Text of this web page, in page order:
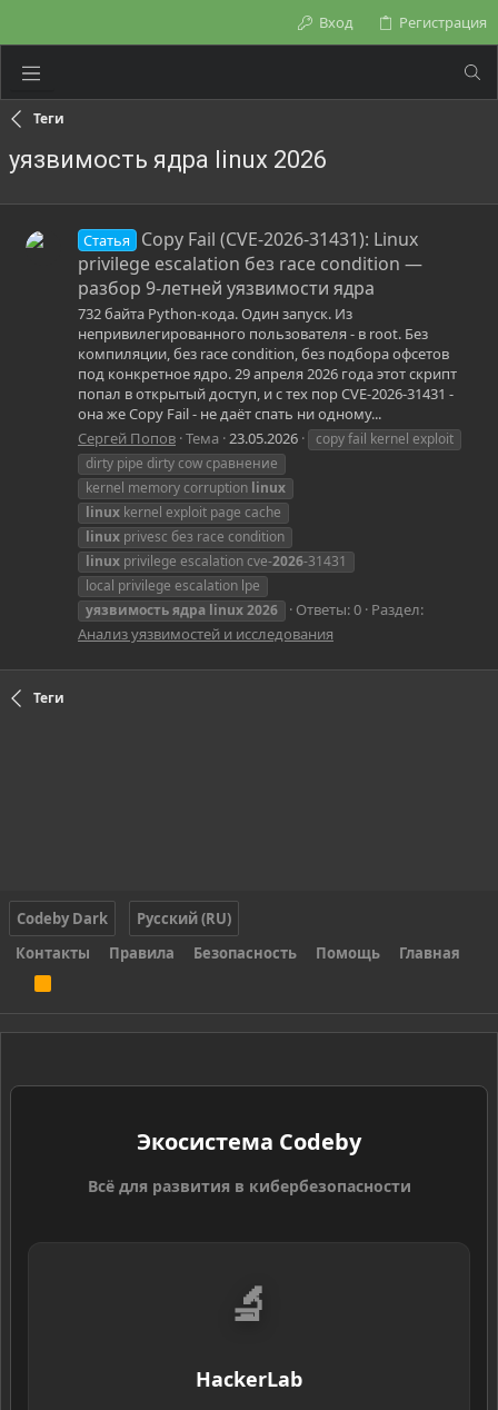
Вход Регистрация
Теги
уязвимость ядра linux 2026
Статья
Copy Fail (CVE-2026-31431): Linux
privilege escalation без race condition —
разбор 9-летней уязвимости ядра
732 байта Python-кода. Один запуск. Из
непривилегированного пользователя - в root. Без
компиляции, без race condition, без подбора офсетов
под конкретное ядро. 29 апреля 2026 года этот скрипт
попал в открытый доступ, и с тех пор CVE-2026-31431 -
она же Copy Fail - не даёт спать ни одному...
Сергей Попов Тема 23.05.2026
copy fail kernel exploit
dirty pipe dirty cow сравнение
kernel memory corruption linux
linux kernel exploit page cache
linux privesc без race condition
linux privilege escalation cve-2026-31431
local privilege escalation lpe
уязвимостьядра linux2026 Ответы: 0 Раздел:
Анализ уязвимостей и исследования
Теги
Codeby Dark
Русский (RU)
Контакты
Правила Безопасность Помощь Главная
S
Экосистема Codeby
Всё для развития в кибербезопасности
🔬
HackerLab